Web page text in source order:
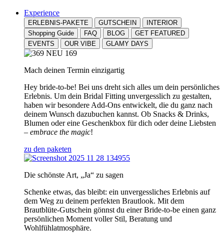
Experience
ERLEBNIS-PAKETE GUTSCHEIN
INTERIOR
Shopping Guide
FAQ BLOG
GET FEATURED
EVENTS
OUR VIBE GLAMY DAYS
Mach deinen Termin einzigartig
Hey bride-to-be! Bei uns dreht sich alles um dein persönliches
Erlebnis. Um dein Bridal Fitting unvergesslich zu gestalten,
haben wir besondere Add-Ons entwickelt, die du ganz nach
deinem Wunsch dazubuchen kannst. Ob Snacks & Drinks,
Blumen oder eine Geschenkbox für dich oder deine Liebsten
– embrace the magic!
zu den paketen
Die schönste Art, „Ja“ zu sagen
Schenke etwas, das bleibt: ein unvergessliches Erlebnis auf
dem Weg zu deinem perfekten Brautlook. Mit dem
Brautblüte-Gutschein gönnst du einer Bride-to-be einen ganz
persönlichen Moment voller Stil, Beratung und
Wohlfühlatmosphäre.